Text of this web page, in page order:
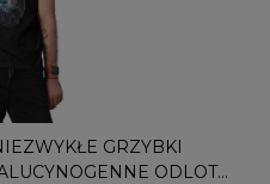
GRZYBKI
ODLOT